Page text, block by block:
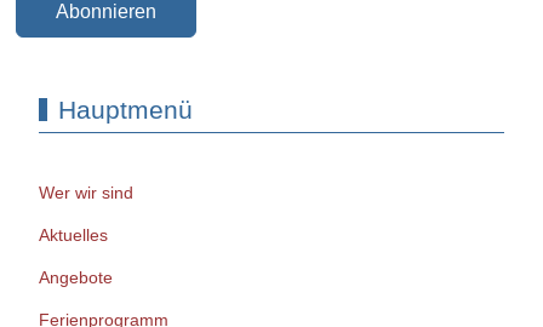
Abonnieren
Hauptmenü
Wer wir sind
Aktuelles
Angebote
Ferienprogramm